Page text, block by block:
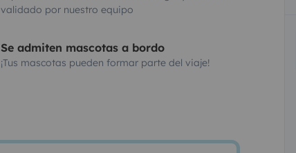
validado por nuestro equipo
Se admiten mascotas a bordo
¡Tus mascotas pueden formar parte del viaje!